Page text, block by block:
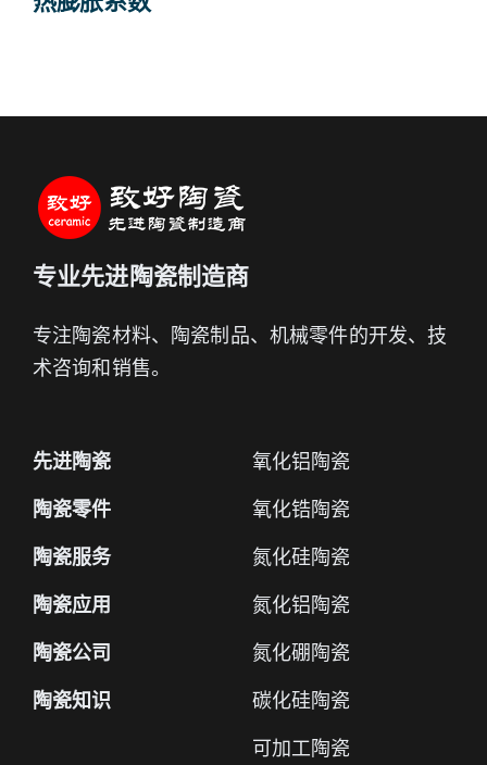
专业先进陶瓷制造商
专注陶瓷材料、陶瓷制品、机械零件的开发、技
术咨询和销售。
先进陶瓷
陶瓷零件
陶瓷服务
陶瓷应用
陶瓷公司
陶瓷知识
氧化铝陶瓷
氧化锆陶瓷
氮化硅陶瓷
氮化铝陶瓷
氮化硼陶瓷
碳化硅陶瓷
可加工陶瓷